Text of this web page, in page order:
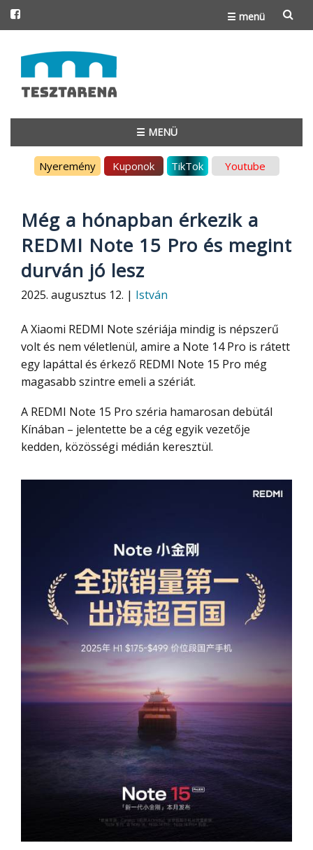
☰ menü
to
content
☰ MENÜ
Nyeremény Kuponok TikTok Youtube
Még a hónapban érkezik a
REDMI Note 15 Pro és megint
durván jó lesz
2025. augusztus 12. | István
A Xiaomi REDMI Note szériája mindig is népszerű
volt és nem véletlenül, amire a Note 14 Pro is rátett
egy lapáttal és érkező REDMI Note 15 Pro még
magasabb szintre emeli a szériát.
A REDMI Note 15 Pro széria hamarosan debütál
Kínában – jelentette be a cég egyik vezetője
kedden, közösségi médián keresztül.